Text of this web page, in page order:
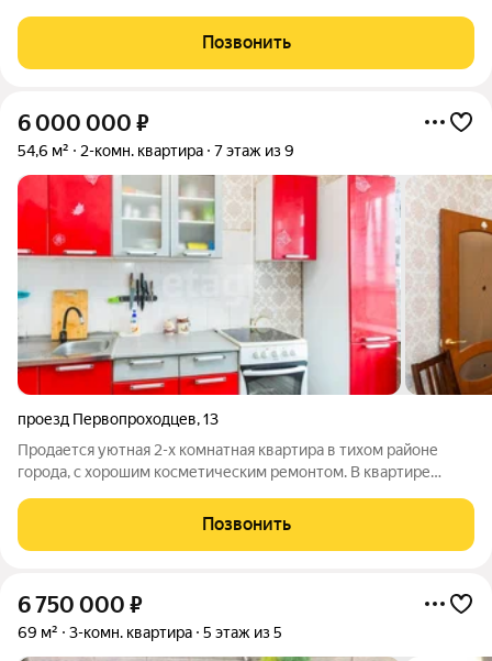
замену всех инженерных коммуникаций стояков отопления,
труб холодного и горячего
Позвонить
6 000 000 ₽
54,6 м² 2-комн. квартира 7 этаж из 9
проезд Первопроходцев,13
Продается уютная 2-х комнатная квартира в тихом районе
города, с хорошим косметическим ремонтом. В квартире
размещены четыре квартиры с отдельным тамбуром, где
можно поставить свои коляски и
Позвонить
6 750 000 ₽
69 м² 3-комн. квартира 5 этаж из 5